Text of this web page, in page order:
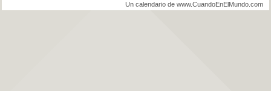
Un calendario de www.CuandoEnElMundo.com